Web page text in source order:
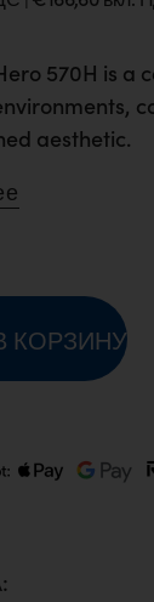
570H is a
aesthetic.
КОРЗИНУ